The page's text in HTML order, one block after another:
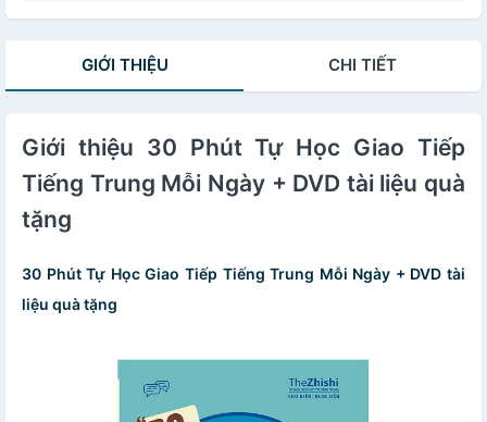
GIỚI THIỆU CHI TIẾT
Giới thiệu 30 Phút Tự Học Giao Tiếp
Tiếng Trung Mỗi Ngày + DVD tài liệu quà
tặng
30 Phút Tự Học Giao Tiếp Tiếng Trung Mỗi Ngày + DVD tài
liệu quà tặng